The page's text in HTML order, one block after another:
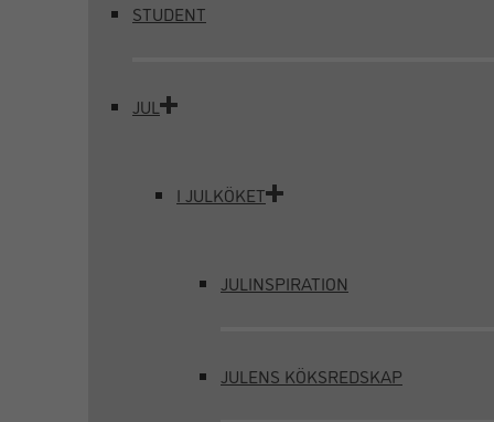
STUDENT
JUL
I JULKÖKET
JULINSPIRATION
JULENS KÖKSREDSKAP